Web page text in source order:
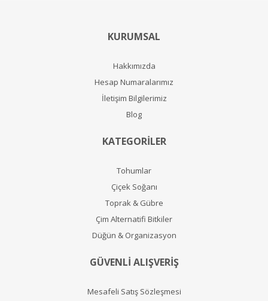
KURUMSAL
Hakkımızda
Hesap Numaralarımız
İletişim Bilgilerimiz
Blog
KATEGORİLER
Tohumlar
Çiçek Soğanı
Toprak & Gübre
Çim Alternatifi Bitkiler
Düğün & Organizasyon
GÜVENLİ ALIŞVERİŞ
Mesafeli Satış Sözleşmesi